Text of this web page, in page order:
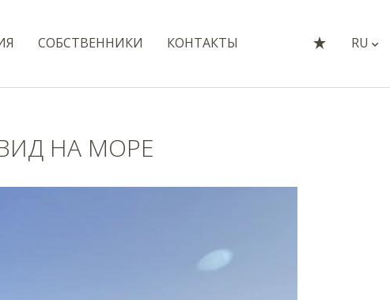
СОБСТВЕННИКИ КОНТАКТЫ RU
НА МОРЕ